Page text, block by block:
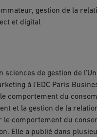
gestion de la
et digital
sciences de gestion de
à l’EDC Paris
comportement du
et la gestion de la
comportement du
Elle a publié dans